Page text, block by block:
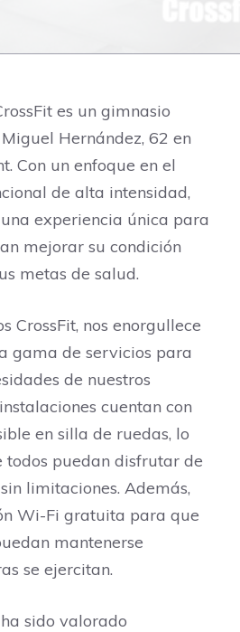
es un gimnasio
Hernández, 62 en
Con un enfoque en el
de alta intensidad,
experiencia única para
mejorar su condición
metas de salud.
CrossFit, nos enorgullece
gama de servicios para
de nuestros
cuentan con
en silla de ruedas, lo
puedan disfrutar de
limitaciones. Además,
Wi-Fi gratuita para que
mantenerse
se ejercitan.
sido valorado